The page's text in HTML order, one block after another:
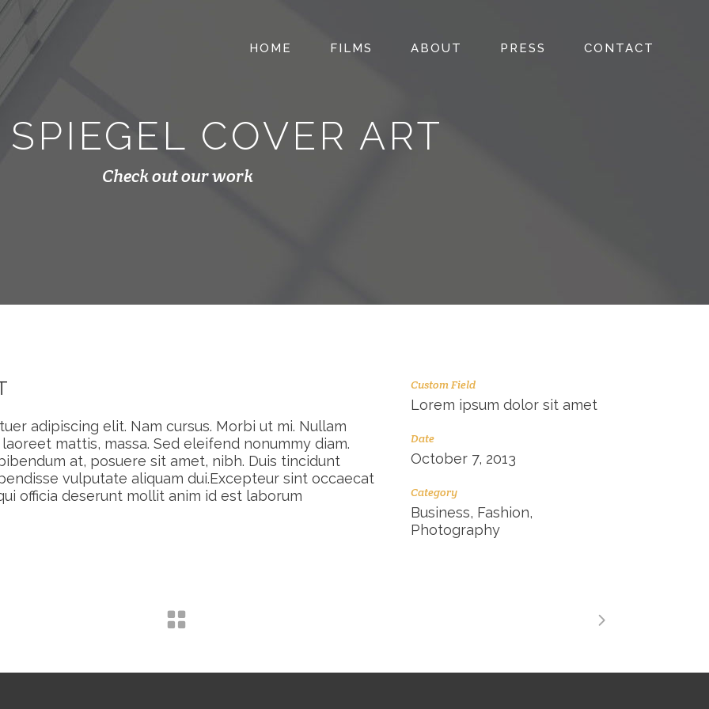
HOME FILMS ABOUT PRESS CONTACT
COVER ART
Check out our work
adipiscing elit. Nam cursus. Morbi ut mi. Nullam
mattis, massa. Sed eleifend nonummy diam.
at, posuere sit amet, nibh. Duis tincidunt
vulputate aliquam dui.Excepteur sint occaecat
officia deserunt mollit anim id est laborum
Custom Field
Lorem ipsum dolor sit amet
Date
October 7, 2013
Category
Business, Fashion,
Photography